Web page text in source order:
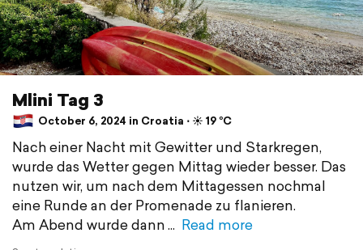
Mlini Tag 3
October 6, 2024 in Croatia ⋅ ☀️ 19 °C
Nach einer Nacht mit Gewitter und Starkregen,
wurde das Wetter gegen Mittag wieder besser. Das
nutzen wir, um nach dem Mittagessen nochmal
eine Runde an der Promenade zu flanieren.
Am Abend wurde dann
Read more